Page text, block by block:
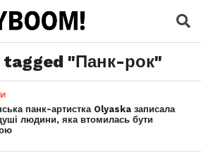
"Панк-рок"
панк-артистка Olyaska записала
людини, яка втомилась бути